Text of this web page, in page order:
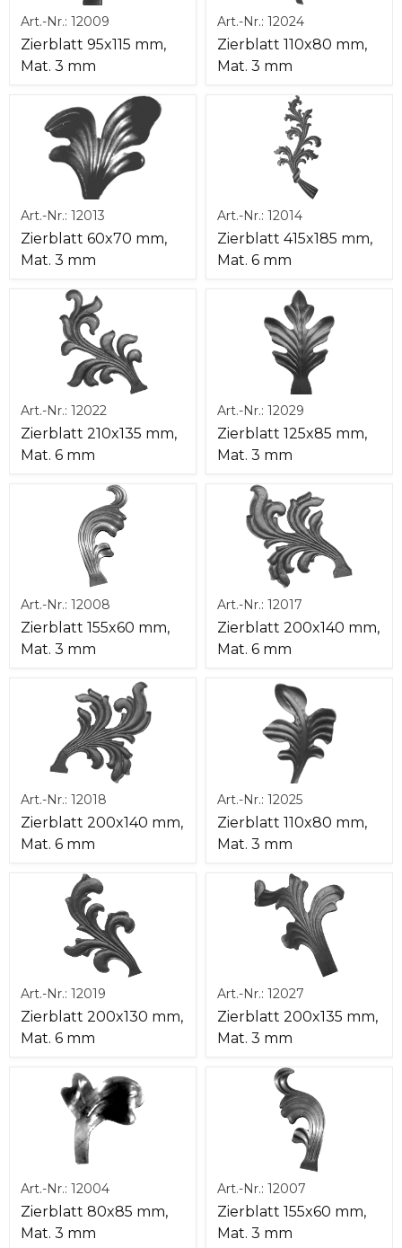
Art.-Nr.: 12009
Zierblatt 95x115 mm,
Mat. 3 mm
Art.-Nr.: 12024
Zierblatt 110x80 mm,
Mat. 3 mm
Art.-Nr.: 12013
Zierblatt 60x70 mm,
Mat. 3 mm
Art.-Nr.: 12014
Zierblatt 415x185 mm,
Mat. 6 mm
Art.-Nr.: 12022
Zierblatt 210x135 mm,
Mat. 6 mm
Art.-Nr.: 12029
Zierblatt 125x85 mm,
Mat. 3 mm
Art.-Nr.: 12008
Zierblatt 155x60 mm,
Mat. 3 mm
Art.-Nr.: 12017
Zierblatt 200x140 mm,
Mat. 6 mm
Art.-Nr.: 12018
Zierblatt 200x140 mm,
Mat. 6 mm
Art.-Nr.: 12025
Zierblatt 110x80 mm,
Mat. 3 mm
Art.-Nr.: 12019
Zierblatt 200x130 mm,
Mat. 6 mm
Art.-Nr.: 12027
Zierblatt 200x135 mm,
Mat. 3 mm
Art.-Nr.: 12004
Zierblatt 80x85 mm,
Mat. 3 mm
Art.-Nr.: 12007
Zierblatt 155x60 mm,
Mat. 3 mm